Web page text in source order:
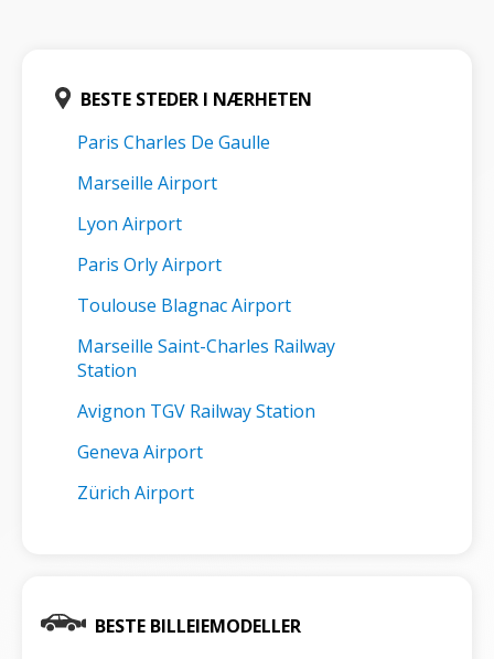
BESTE STEDER I NÆRHETEN
Paris Charles De Gaulle
Marseille Airport
Lyon Airport
Paris Orly Airport
Toulouse Blagnac Airport
Marseille Saint-Charles Railway
Station
Avignon TGV Railway Station
Geneva Airport
Zürich Airport
BESTE BILLEIEMODELLER